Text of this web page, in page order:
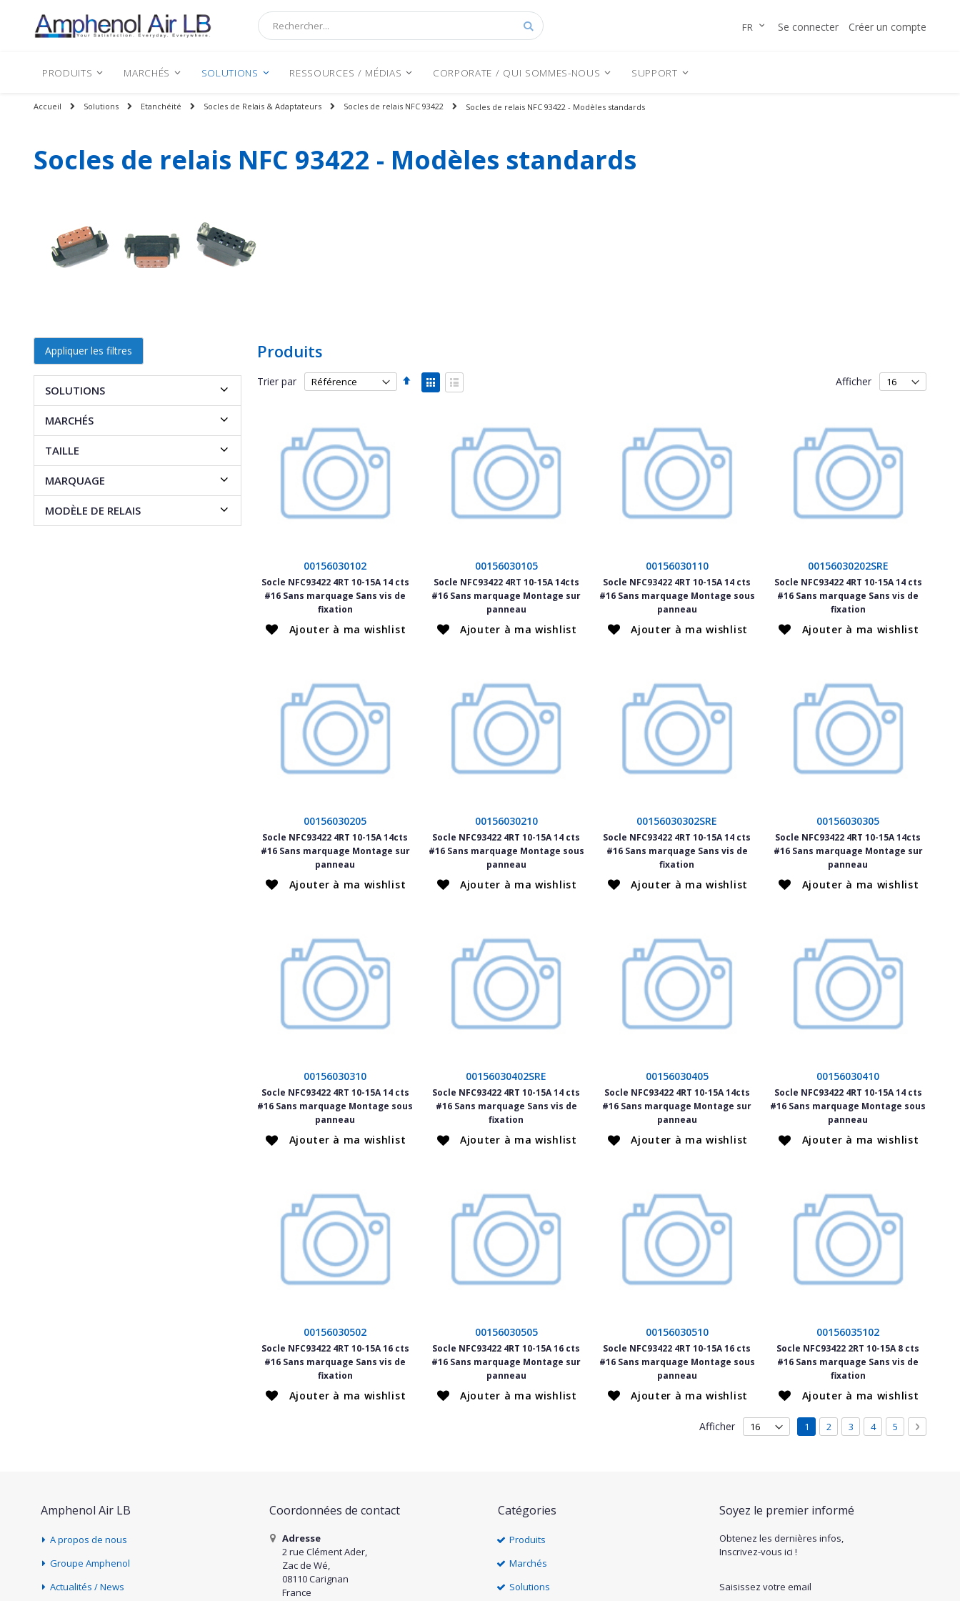
Rechercher
Allez
LANGUE
FR Se connecter Créer un compte
PRODUITS MARCHÉS SOLUTIONS RESSOURCES / MÉDIAS CORPORATE / QUI SOMMES-NOUS SUPPORT
Accueil Solutions Etanchéité Socles de Relais & Adaptateurs Socles de relais NFC 93422 Socles de relais NFC 93422 - Modèles standards
Socles de relais NFC 93422 - Modèles standards
Produits
Trier par
Par
ordre
Afficher
en
Afficher
00156030102
Socle NFC93422 4RT 10-15A 14 cts
#16 Sans marquage Sans vis de
fixation
Ajouter à ma wishlist
00156030105
Socle NFC93422 4RT 10-15A 14cts
#16 Sans marquage Montage sur
panneau
Ajouter à ma wishlist
00156030110
Socle NFC93422 4RT 10-15A 14 cts
#16 Sans marquage Montage sous
panneau
Ajouter à ma wishlist
00156030202SRE
Socle NFC93422 4RT 10-15A 14 cts
#16 Sans marquage Sans vis de
fixation
Ajouter à ma wishlist
00156030205
Socle NFC93422 4RT 10-15A 14cts
#16 Sans marquage Montage sur
panneau
Ajouter à ma wishlist
00156030210
Socle NFC93422 4RT 10-15A 14 cts
#16 Sans marquage Montage sous
panneau
Ajouter à ma wishlist
00156030302SRE
Socle NFC93422 4RT 10-15A 14 cts
#16 Sans marquage Sans vis de
fixation
Ajouter à ma wishlist
00156030305
Socle NFC93422 4RT 10-15A 14cts
#16 Sans marquage Montage sur
panneau
Ajouter à ma wishlist
00156030310
Socle NFC93422 4RT 10-15A 14 cts
#16 Sans marquage Montage sous
panneau
Ajouter à ma wishlist
00156030402SRE
Socle NFC93422 4RT 10-15A 14 cts
#16 Sans marquage Sans vis de
fixation
Ajouter à ma wishlist
00156030405
Socle NFC93422 4RT 10-15A 14cts
#16 Sans marquage Montage sur
panneau
Ajouter à ma wishlist
00156030410
Socle NFC93422 4RT 10-15A 14 cts
#16 Sans marquage Montage sous
panneau
Ajouter à ma wishlist
00156030502
Socle NFC93422 4RT 10-15A 16 cts
#16 Sans marquage Sans vis de
fixation
Ajouter à ma wishlist
00156030505
Socle NFC93422 4RT 10-15A 16 cts
#16 Sans marquage Montage sur
panneau
Ajouter à ma wishlist
00156030510
Socle NFC93422 4RT 10-15A 16 cts
#16 Sans marquage Montage sous
panneau
Ajouter à ma wishlist
00156035102
Socle NFC93422 2RT 10-15A 8 cts
#16 Sans marquage Sans vis de
fixation
Ajouter à ma wishlist
Page
Vous lisez actuellement la page
1 Page
2 Page
3 Page
4 Page
5 Page
Suivant
Afficher
Appliquer les filtres
SOLUTIONS
MARCHÉS
TAILLE
MARQUAGE
MODÈLE DE RELAIS
Amphenol Air LB
A propos de nous
Groupe Amphenol
Actualités / News
Coordonnées de contact
Adresse
2 rue Clément Ader,
Zac de Wé,
08110 Carignan
France
Catégories
Produits
Marchés
Solutions
Soyez le premier informé
Obtenez les dernières infos,
Inscrivez-vous ici !
Saisissez votre email